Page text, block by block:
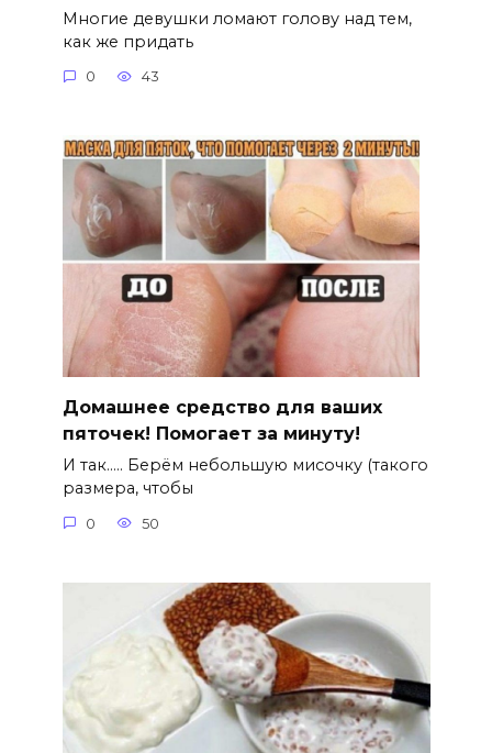
Многие девушки ломают голову над тем,
как же придать
0 43
Домашнее средство для ваших
пяточек! Помогает за минуту!
И так….. Берём небольшую мисочку (такого
размера, чтобы
0 50